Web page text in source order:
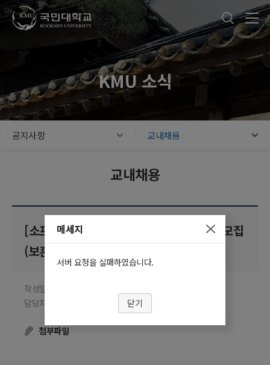
주메뉴 바로가기
본문내용 바로가기
푸터 바로가기
국민대학교
KMU 소식
공지사항 교내채용
교내채용
[소프트웨어융합대학원 교학팀] 계약직원 모집
(보훈 제한경쟁 채용)
작성일 2026.05.11
담당자 이지연
☎ 02-910-4074 조회수
첨부파일
메세지
서버 요청을 실패하였습니다.
닫기